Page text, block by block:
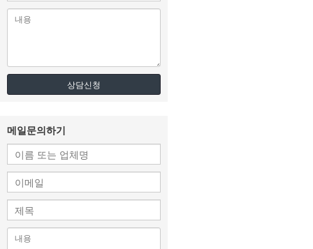
상담신청
메일문의하기